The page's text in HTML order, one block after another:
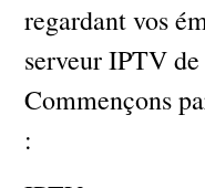
regardant vos
serveur IPTV
Commençons
: